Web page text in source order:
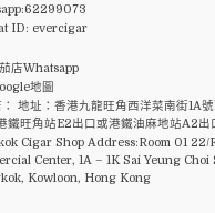
ID: evercigar
店Whatsapp
地圖
： 地址：香港九龍旺角西洋菜南街1A
鐵旺角站E2出口或港鐵油麻地站A2出
Cigar Shop Address:Room 01 22/
Center, 1A – 1K Sai Yeung Choi
Kowloon, Hong Kong